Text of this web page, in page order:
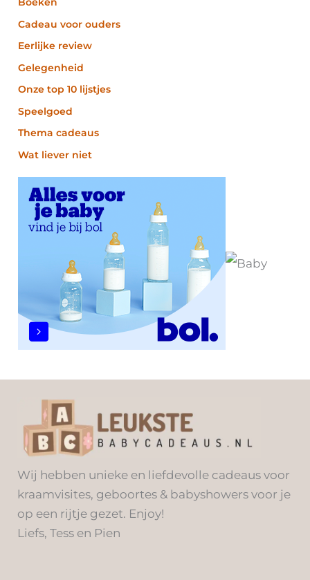
Cadeau voor ouders
Eerlijke review
Gelegenheid
Onze top 10 lijstjes
Speelgoed
Thema cadeaus
Wat liever niet
Wij hebben unieke en liefdevolle cadeaus voor
kraamvisites, geboortes & babyshowers voor je
op een rijtje gezet. Enjoy!
Liefs, Tess en Pien